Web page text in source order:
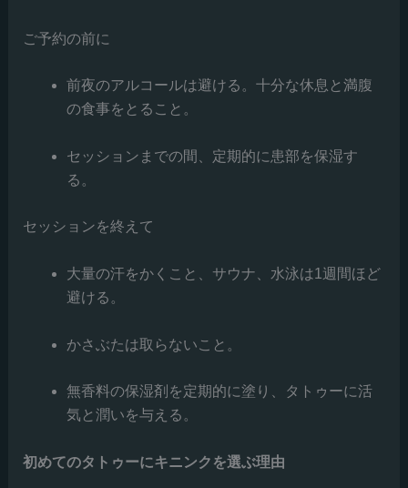
ご予約の前に
前夜のアルコールは避ける。十分な休息と満腹
の食事をとること。
セッションまでの間、定期的に患部を保湿す
る。
セッションを終えて
大量の汗をかくこと、サウナ、水泳は1週間ほど
避ける。
かさぶたは取らないこと。
無香料の保湿剤を定期的に塗り、タトゥーに活
気と潤いを与える。
初めてのタトゥーにキニンクを選ぶ理由